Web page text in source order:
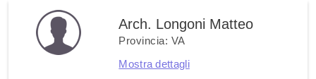
Arch. Longoni Matteo
Provincia: VA
Mostra dettagli